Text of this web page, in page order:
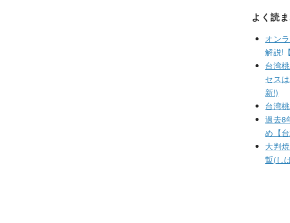
よく読
オン
解説!
台湾
セス
新!)
台湾
過去8
め【
大判
暫(し